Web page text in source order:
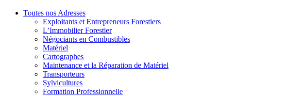
Toutes nos Adresses
Exploitants et Entrepreneurs Forestiers
L’Immobilier Forestier
Négociants en Combustibles
Matériel
Cartographes
Maintenance et la Réparation de Matériel
Transporteurs
Sylvicultures
Formation Professionnelle